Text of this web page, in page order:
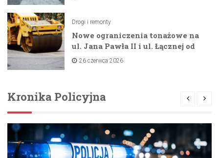
Drogi i remonty
Nowe ograniczenia tonażowe na
ul. Jana Pawła II i ul. Łącznej od
lipca 2026 roku
26 czerwca 2026
Kronika Policyjna